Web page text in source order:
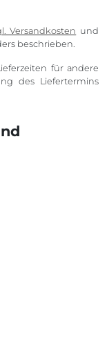
Versandkosten und
beschrieben.
für andere
des Liefertermins